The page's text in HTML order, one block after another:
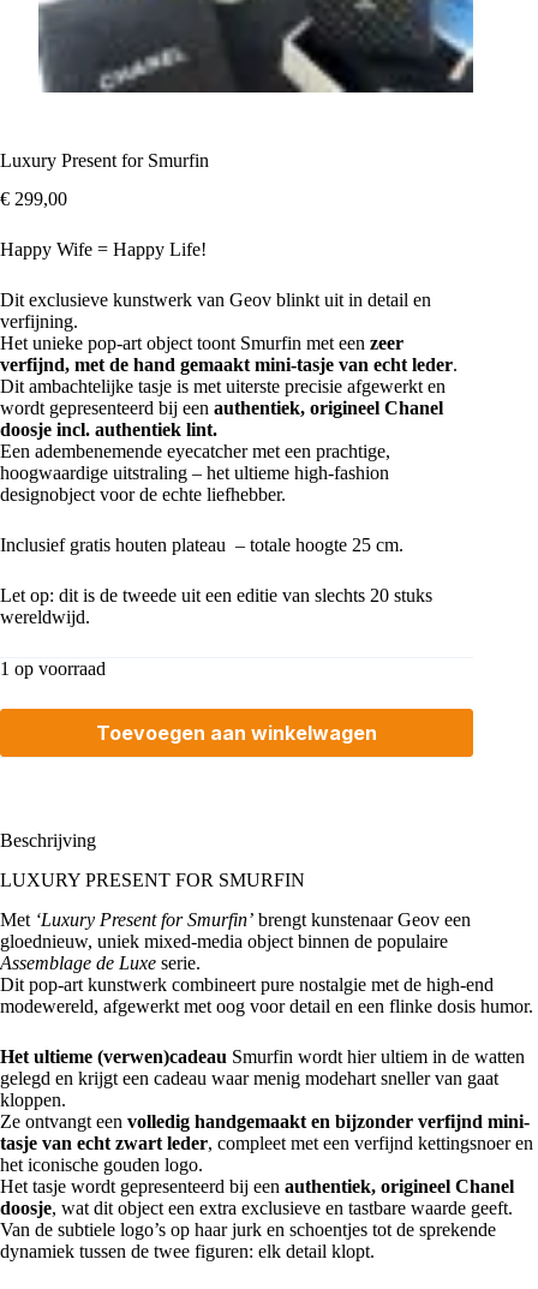
Luxury Present for Smurfin
€ 299,00
Happy Wife = Happy Life!
Dit exclusieve kunstwerk van Geov blinkt uit in detail en
verfijning.
Het unieke pop-art object toont Smurfin met een zeer
verfijnd, met de hand gemaakt mini-tasje van echt leder.
Dit ambachtelijke tasje is met uiterste precisie afgewerkt en
wordt gepresenteerd bij een authentiek, origineel Chanel
doosje incl. authentiek lint.
Een adembenemende eyecatcher met een prachtige,
hoogwaardige uitstraling – het ultieme high-fashion
designobject voor de echte liefhebber.
Inclusief gratis houten plateau – totale hoogte 25 cm.
Let op: dit is de tweede uit een editie van slechts 20 stuks
wereldwijd.
1 op voorraad
Toevoegen aan winkelwagen
Beschrijving
LUXURY PRESENT FOR SMURFIN
Met ‘Luxury Present for Smurfin’ brengt kunstenaar Geov een
gloednieuw, uniek mixed-media object binnen de populaire
Assemblage de Luxe serie.
Dit pop-art kunstwerk combineert pure nostalgie met de high-end
modewereld, afgewerkt met oog voor detail en een flinke dosis humor.
Het ultieme (verwen)cadeau Smurfin wordt hier ultiem in de watten
gelegd en krijgt een cadeau waar menig modehart sneller van gaat
kloppen.
Ze ontvangt een volledig handgemaakt en bijzonder verfijnd mini-
tasje van echt zwart leder, compleet met een verfijnd kettingsnoer en
het iconische gouden logo.
Het tasje wordt gepresenteerd bij een authentiek, origineel Chanel
doosje, wat dit object een extra exclusieve en tastbare waarde geeft.
Van de subtiele logo’s op haar jurk en schoentjes tot de sprekende
dynamiek tussen de twee figuren: elk detail klopt.